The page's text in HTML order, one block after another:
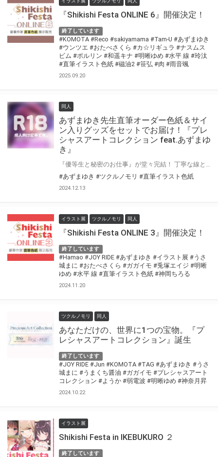
『Shikishi Festa ONLINE 6』開催決定！
終了しています
#KOMOTA #Reco #sakiyamama #Tam-U #あずまゆき
#ウンツエ #おたべさくら #カ☆リギュラ #ナスムス
ビム #ポルリン #和遥キナ #明晰ゆめ #水平 線 #玲汰
#直筆イラスト色紙 #磁油2 #笹弘 #肉 #雨音颯
2025.09.20
同人
あずまゆき先生直筆オーダー色紙＆サイ
ン入りグッズをセットでお届け！『プレ
シャスアートコレクション feat.あずまゆ
き』
#あずまゆき #ツクルノモリ #直筆イラスト色紙
2024.12.13
イラスト展 ツクルノモリ 同人
『Shikishi Festa ONLINE 3』開催決定！
終了しています
#Hamao #JOY RIDE #あずまゆき #イラスト展 #うさ
城まに #おたべさくら #ガガイモ #兎塚エイジ #明晰
ゆめ #水平 線 #直筆イラスト色紙 #神岡ちろる
2024.11.20
ツクルノモリ 同人
あなただけの、世界に1つの宝物。『プ
レシャスアートコレクション』誕生
終了しています
#JOY RIDE #Jun #KOMOTA #TAG #あずまゆき #うさ
城まに #うまくち醤油 #ガガイモ #プレシャスアート
コレクション #ようか #弱電波 #明晰ゆめ #神奈月昇
2024.10.22
イラスト展
Shikishi Festa in IKEBUKURO ２
終了しています